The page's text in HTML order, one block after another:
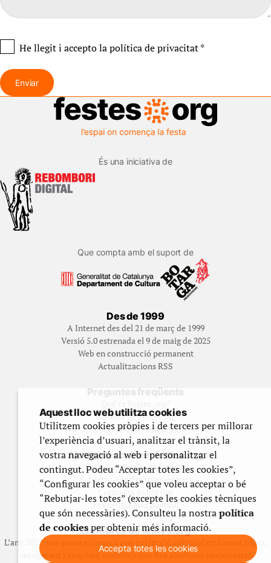
He llegit i acceptola política de privacitat*
Enviar
És una iniciativa de
Que compta amb el suport de
Des de 1999
A Internet des del 21 de març de 1999
Versió 5.0 estrenada el 9 de maig de 2025
Web en construcció permanent
Actualitzacions RSS
Preguntes freqüents
Història de Festes.org
Qui gestiona Festes.org
Ajuda a fer créixer festes.org
Feste’n editor/contribuidor
Subscriu-t’hi/Feste’n mecenes
Contracta publicitat
Fes un donatiu puntual
Els llibres de festes.org
L’any 2012 vam posar en marxa una col·lecció editorial en format paper,
recuperant i ampliant materials que fins aleshores havien estat
Aquest lloc web utilitza cookies
Utilitzem cookies pròpies i de tercers per millorar
l’experiència d’usuari, analitzar el trànsit, la
vostra navegació al web i personalitzar el
contingut. Podeu “Acceptar totes les cookies”,
“Configurar les cookies” que voleu acceptar o bé
“Rebutjar-les totes” (excepte les cookies tècniques
que són necessàries). Consulteu la nostrapolítica
de cookiesper obtenir més informació.
Accepta totes les cookies